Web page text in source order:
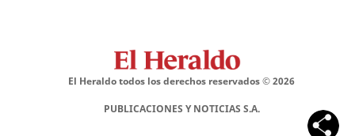
El Heraldo todos los derechos reservados ©2026
PUBLICACIONES Y NOTICIAS S.A.